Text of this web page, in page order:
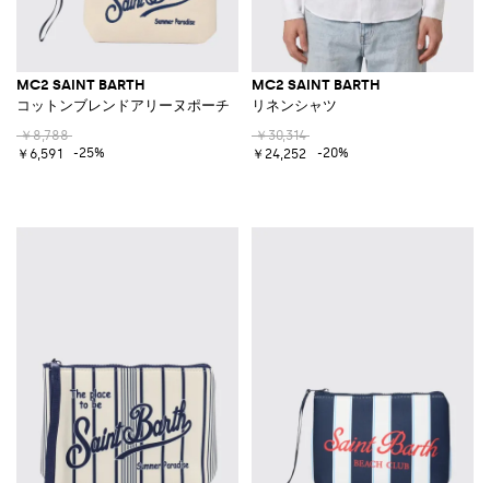
MC2 SAINT BARTH
コットンブレンドアリーヌポーチ
￥8,788
￥6,591
-25%
MC2 SAINT BARTH
リネンシャツ
￥30,314
￥24,252
-20%